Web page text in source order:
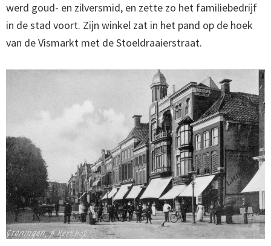
werd goud- en zilversmid, en zette zo het familiebedrijf
in de stad voort. Zijn winkel zat in het pand op de hoek
van de Vismarkt met de Stoeldraaierstraat.